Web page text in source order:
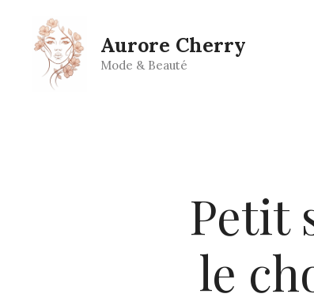
contenu
Aurore Cherry
Mode & Beauté
Petit
le